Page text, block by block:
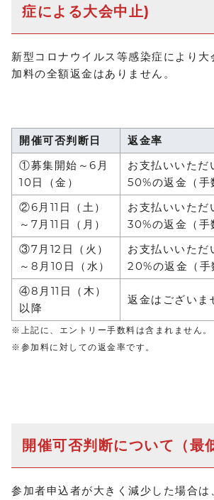
症による大会中止)
新型コロナウイルス等感染症により大
加料の全額返金はありません。
開催可否判断日
返金率
①募集開始～6月
10日（金）
お支払いいただ
50%の返金（手
②6月11日（土）
～7月11日（月）
お支払いいただ
30%の返金（手
③7月12日（火）
～8月10日（水）
お支払いいただ
20%の返金（手
④8月11日（木）
以降
返金はございま
※上記に、エントリー手数料は含まれません。
※参加料に対しての返金率です。
開催可否判断について（最
参加者申込者が大きく減少した場合は